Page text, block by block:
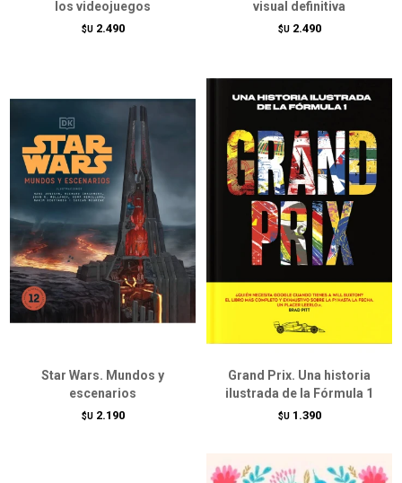
los videojuegos
$U 2.490
visual definitiva
$U 2.490
Star Wars. Mundos y
escenarios
$U 2.190
Grand Prix. Una historia
ilustrada de la Fórmula 1
$U 1.390